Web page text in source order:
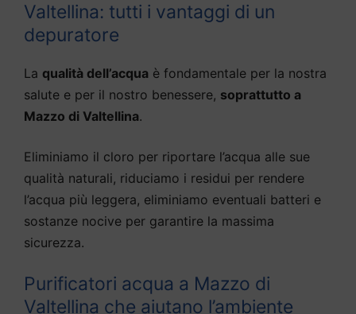
Valtellina: tutti i vantaggi di un
depuratore
La qualità dell’acqua è fondamentale per la nostra
salute e per il nostro benessere, soprattutto a
Mazzo di Valtellina.
Eliminiamo il cloro per riportare l’acqua alle sue
qualità naturali, riduciamo i residui per rendere
l’acqua più leggera, eliminiamo eventuali batteri e
sostanze nocive per garantire la massima
sicurezza.
Purificatori acqua a Mazzo di
Valtellina che aiutano l’ambiente